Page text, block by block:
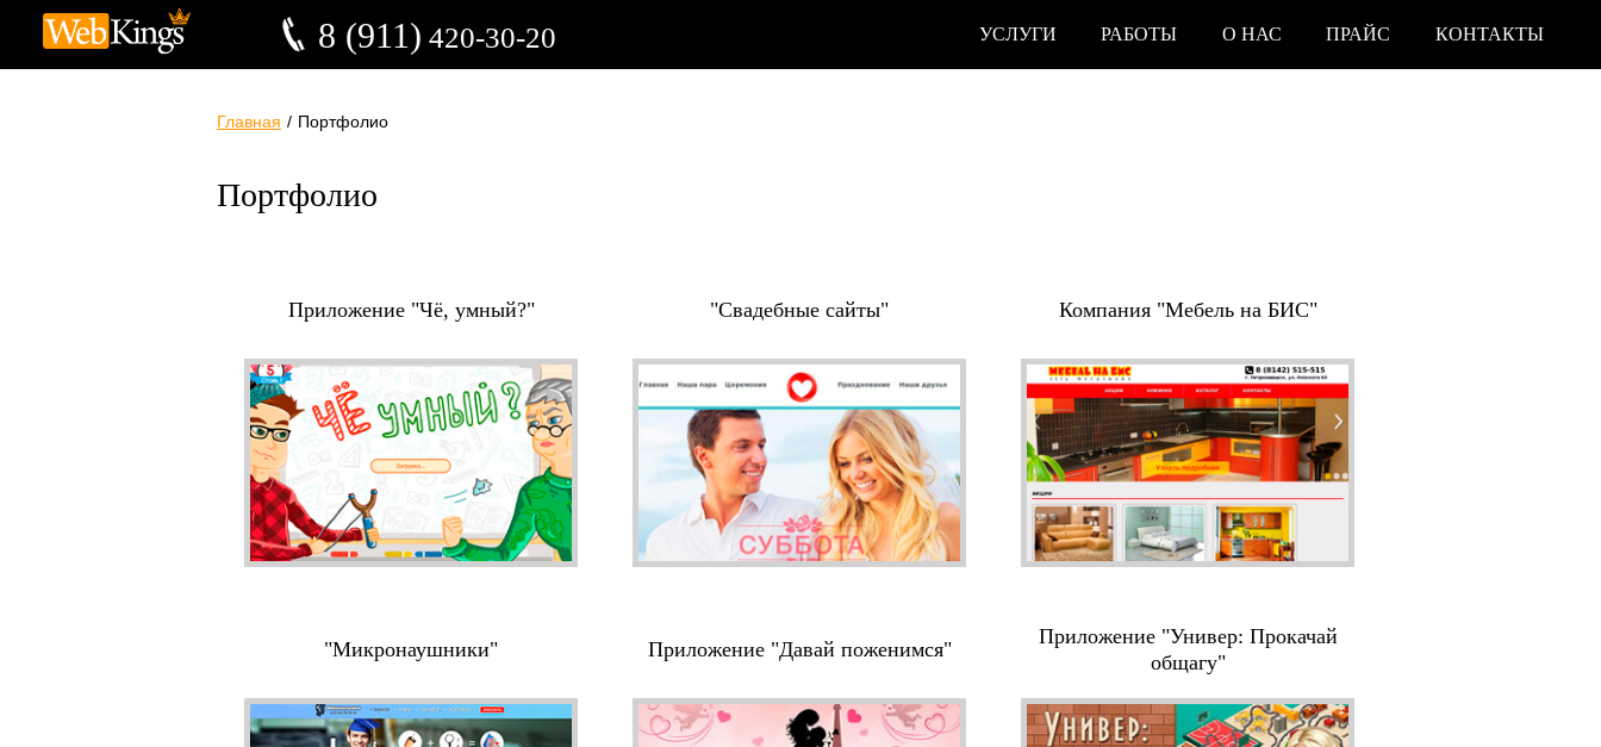
8 (911) 420-30-20 УСЛУГИ РАБОТЫ О НАС ПРАЙС КОНТАКТЫ
Главная / Портфолио
Портфолио
Приложение "Чё, умный?" "Свадебные сайты" Компания "Мебель на БИС"
"Микронаушники" Приложение "Давай поженимся"
Приложение "Универ: Прокачай
общагу"